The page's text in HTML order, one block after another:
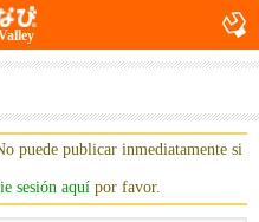
puede publicar inmediatamente si
sesión aquí por favor.